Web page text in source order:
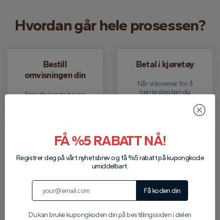
Hvordan går hele prosessen?
Bestill
omvisningen din
Finn din beste tur og
Betal i kjøretøy
Når vi kommer for å
hente deg kan du
Plukke opp
som du har bestilt.
Slippe av
hotellet ditt.
FÅ %5 RABATT NÅ!
Registrer deg på vårt nyhetsbrev og få %5 rabatt på kupongkode
umiddelbart.
Få koden din
Du kan bruke kupongkoden din på bestillingssiden i delen